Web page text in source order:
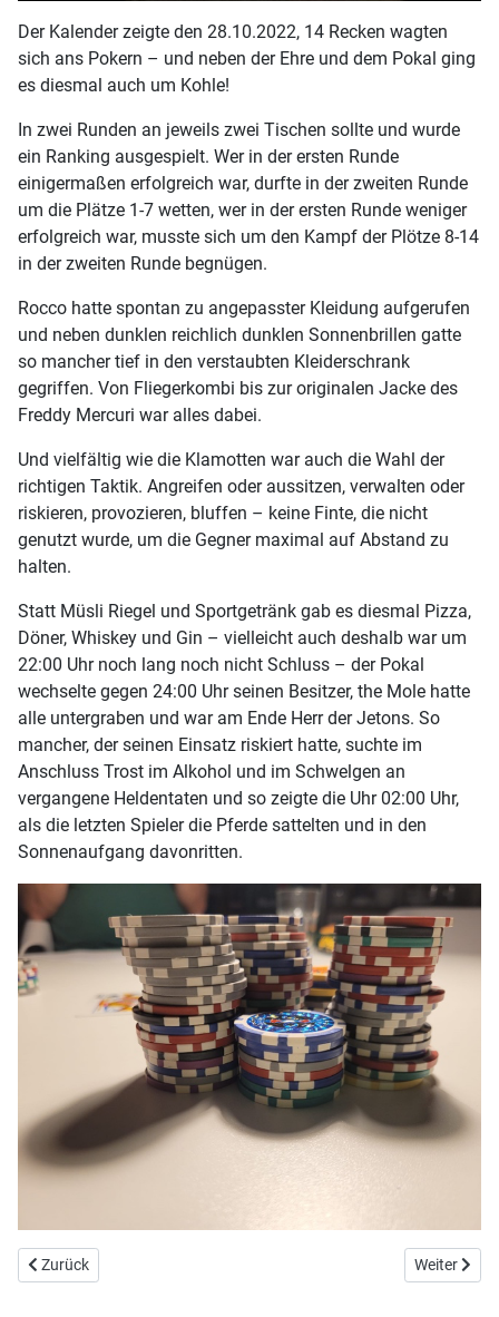
Der Kalender zeigte den 28.10.2022, 14 Recken wagten
sich ans Pokern – und neben der Ehre und dem Pokal ging
es diesmal auch um Kohle!
In zwei Runden an jeweils zwei Tischen sollte und wurde
ein Ranking ausgespielt. Wer in der ersten Runde
einigermaßen erfolgreich war, durfte in der zweiten Runde
um die Plätze 1-7 wetten, wer in der ersten Runde weniger
erfolgreich war, musste sich um den Kampf der Plötze 8-14
in der zweiten Runde begnügen.
Rocco hatte spontan zu angepasster Kleidung aufgerufen
und neben dunklen reichlich dunklen Sonnenbrillen gatte
so mancher tief in den verstaubten Kleiderschrank
gegriffen. Von Fliegerkombi bis zur originalen Jacke des
Freddy Mercuri war alles dabei.
Und vielfältig wie die Klamotten war auch die Wahl der
richtigen Taktik. Angreifen oder aussitzen, verwalten oder
riskieren, provozieren, bluffen – keine Finte, die nicht
genutzt wurde, um die Gegner maximal auf Abstand zu
halten.
Statt Müsli Riegel und Sportgetränk gab es diesmal Pizza,
Döner, Whiskey und Gin – vielleicht auch deshalb war um
22:00 Uhr noch lang noch nicht Schluss – der Pokal
wechselte gegen 24:00 Uhr seinen Besitzer, the Mole hatte
alle untergraben und war am Ende Herr der Jetons. So
mancher, der seinen Einsatz riskiert hatte, suchte im
Anschluss Trost im Alkohol und im Schwelgen an
vergangene Heldentaten und so zeigte die Uhr 02:00 Uhr,
als die letzten Spieler die Pferde sattelten und in den
Sonnenaufgang davonritten.
Vorheriger Beitrag: E08/S13: Wasserball - oder auch: Wasser überall
Zurück Nächster
Weiter